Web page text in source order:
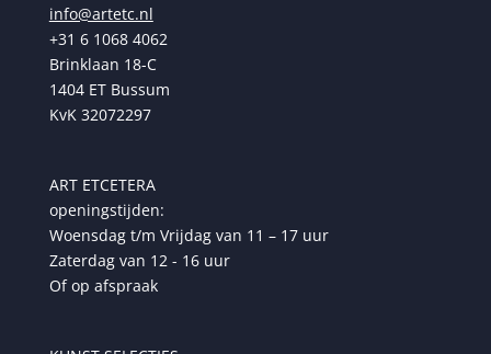
info@artetc.nl
+31 6 1068 4062
Brinklaan 18-C
1404 ET Bussum
KvK 32072297
ART ETCETERA
openingstijden:
Woensdag t/m Vrijdag van 11 – 17 uur
Zaterdag van 12 - 16 uur
Of op afspraak